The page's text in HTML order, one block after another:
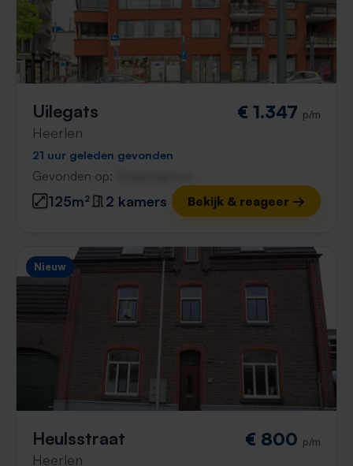
Uilegats
Heerlen
€ 1.347 p/m
21 uur geleden gevonden
Gevonden op:
125m² 2 kamers Bekijk & reageer →
Nieuw
Heulsstraat
Heerlen
€ 800 p/m